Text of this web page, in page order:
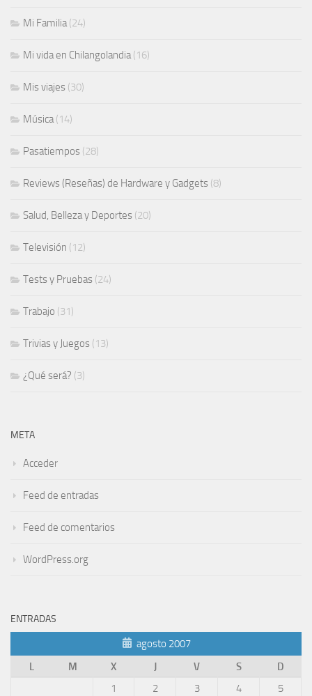
Mi Familia(24)
Mi vida en Chilangolandia(16)
Mis viajes (30)
Música(14)
Pasatiempos (28)
Reviews (Reseñas) de Hardware y Gadgets (8)
Salud, Belleza y Deportes (20)
Televisión (12)
Tests y Pruebas (24)
Trabajo (31)
Trivias y Juegos (13)
¿Qué será? (3)
META
Acceder
Feed de entradas
Feed de comentarios
WordPress.org
ENTRADAS
agosto 2007
L
M X J V S
D
1
2 3 4
5